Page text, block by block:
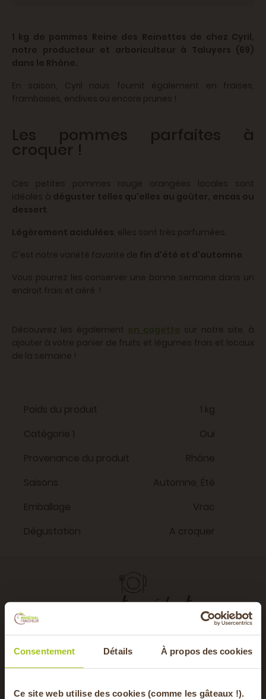
Consentement Détails À propos des cookies
Ce site web utilise des cookies (comme les gâteaux !).
1 kg de pommes Reine des Reinettes de chez Cyril,
notre producteur et arboriculteur à Taluyers (69)
dans le Rhône.
En saison, Cyril nous fournit également en fraises,
framboises, endives ou encore prunes !
Les pommes parfaites à
croquer !
Ces petites pommes rouge orangées locales sont
idéales à déguster telles qu'elles au goûter, encas ou
dessert.
Légèrement acidulées, elles sont très parfumées.
C'est notre variété favorite de fin d'été et d'automne.
Vous pourrez les conserver une bonne semaine dans un
endroit frais et aéré !
Découvrez les également en cagette sur notre site, à
ajouter à votre panier de fruits et légumes frais et locaux
de la semaine !
Poids du produit
1 kg
Catégorie 1
Oui
Provenance du produit
Rhône
Saisons
Automne, Été
Emballage
Vrac
Dégustation
A croquer
avec cet ingrédient